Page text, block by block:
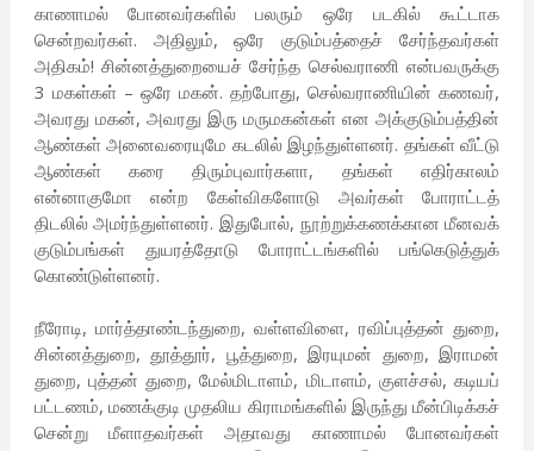
காணாமல் போனவர்களில் பலரும் ஒரே படகில் கூட்டாக
சென்றவர்கள். அதிலும், ஒரே குடும்பத்தைச் சேர்ந்தவர்கள்
அதிகம்! சின்னத்துறையைச் சேர்ந்த செல்வராணி என்பவருக்கு
3 மகள்கள் – ஒரே மகன். தற்போது, செல்வராணியின் கணவர்,
அவரது மகன், அவரது இரு மருமகன்கள் என அக்குடும்பத்தின்
ஆண்கள் அனைவரையுமே கடலில் இழந்துள்ளனர். தங்கள் வீட்டு
ஆண்கள் கரை திரும்புவார்களா, தங்கள் எதிர்காலம்
என்னாகுமோ என்ற கேள்விகளோடு அவர்கள் போராட்டத்
திடலில் அமர்ந்துள்ளனர். இதுபோல், நூற்றுக்கணக்கான மீனவக்
குடும்பங்கள் துயரத்தோடு போராட்டங்களில் பங்கெடுத்துக்
கொண்டுள்ளனர்.
நீரோடி, மார்த்தாண்டந்துறை, வள்ளவிளை, ரவிப்புத்தன் துறை,
சின்னத்துறை, தூத்தூர், பூத்துறை, இரயுமன் துறை, இராமன்
துறை, புத்தன் துறை, மேல்மிடாளம், மிடாளம், குளச்சல், கடியப்
பட்டணம், மணக்குடி முதலிய கிராமங்களில் இருந்து மீன்பிடிக்கச்
சென்று மீளாதவர்கள் அதாவது காணாமல் போனவர்கள்